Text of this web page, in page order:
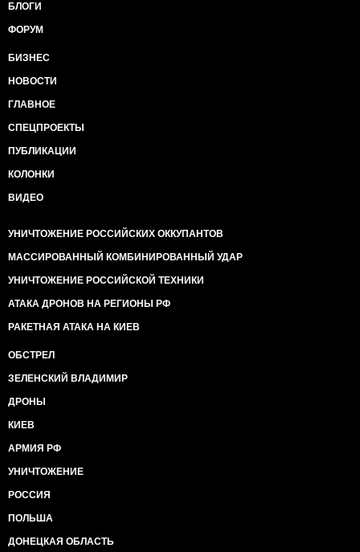
БЛОГИ
ФОРУМ
БИЗНЕС
НОВОСТИ
ГЛАВНОЕ
СПЕЦПРОЕКТЫ
ПУБЛИКАЦИИ
КОЛОНКИ
ВИДЕО
УНИЧТОЖЕНИЕ РОССИЙСКИХ ОККУПАНТОВ
МАССИРОВАННЫЙ КОМБИНИРОВАННЫЙ УДАР
УНИЧТОЖЕНИЕ РОССИЙСКОЙ ТЕХНИКИ
АТАКА ДРОНОВ НА РЕГИОНЫ РФ
РАКЕТНАЯ АТАКА НА КИЕВ
ОБСТРЕЛ
ЗЕЛЕНСКИЙ ВЛАДИМИР
ДРОНЫ
КИЕВ
АРМИЯ РФ
УНИЧТОЖЕНИЕ
РОССИЯ
ПОЛЬША
ДОНЕЦКАЯ ОБЛАСТЬ